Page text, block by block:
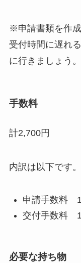
※申請書類を作成
受付時間に遅れ
に行きましょう。
手数料
計2,700円
内訳は以下です。
申請手数料
交付手数料
必要な持ち物